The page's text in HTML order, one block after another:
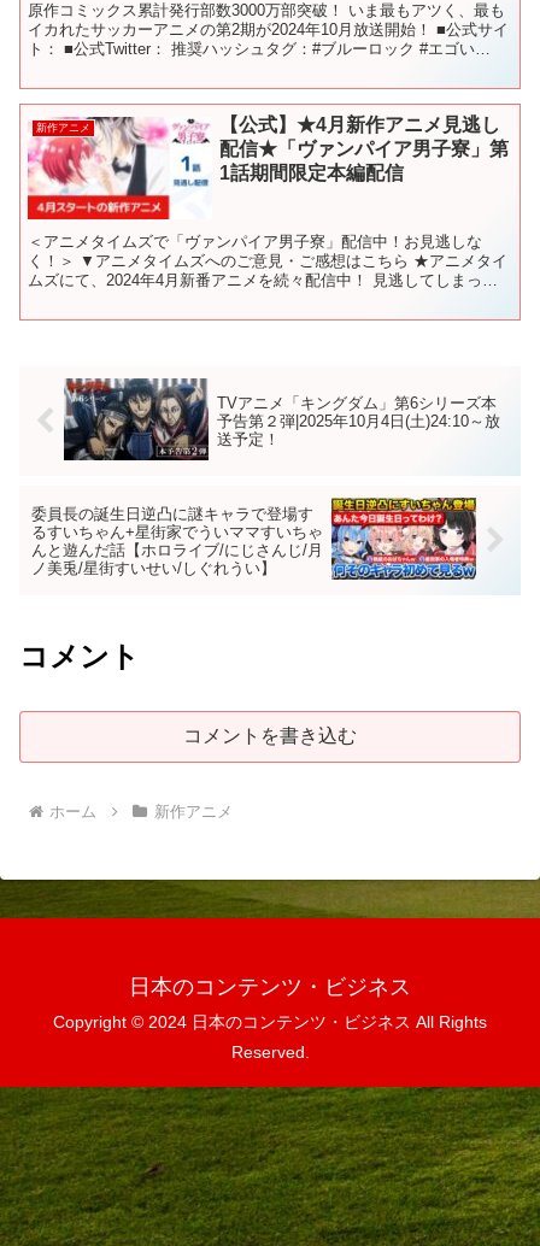
原作コミックス累計発行部数3000万部突破！ いま最もアツく、最も
イカれたサッカーアニメの第2期が2024年10月放送開始！ ■公式サイ
ト： ■公式Twitter： 推奨ハッシュタグ：#ブルーロック #エゴい
新作アニメ
【公式】★4月新作アニメ見逃し
配信★「ヴァンパイア男子寮」第
1話期間限定本編配信
＜アニメタイムズで「ヴァンパイア男子寮」配信中！お見逃しな
く！＞ ▼アニメタイムズへのご意見・ご感想はこちら ★アニメタイ
ムズにて、2024年4月新番アニメを続々配信中！ 見逃してしまった
TVアニメ「キングダム」第6シリーズ本
予告第２弾|2025年10月4日(土)24:10～放
送予定！
委員長の誕生日逆凸に謎キャラで登場す
るすいちゃん+星街家でういママすいちゃ
んと遊んだ話【ホロライブ/にじさんじ/月
ノ美兎/星街すいせい/しぐれうい】
コメント
コメントを書き込む
ホーム 新作アニメ
日本のコンテンツ・ビジネス
Copyright © 2024 日本のコンテンツ・ビジネス All Rights
Reserved.